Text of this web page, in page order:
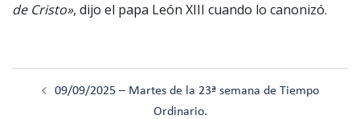
de Cristo», dijo el papa León XIII cuando lo canonizó.
09/09/2025 – Martes de la 23ª semana de Tiempo
Ordinario.